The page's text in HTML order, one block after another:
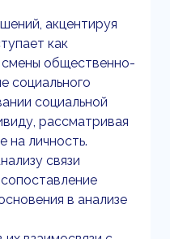
акцентируя
как
смены общественно-
социального
социальной
рассматривая
на личность.
связи
в анализе